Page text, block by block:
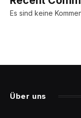
Es sind keine
Über uns